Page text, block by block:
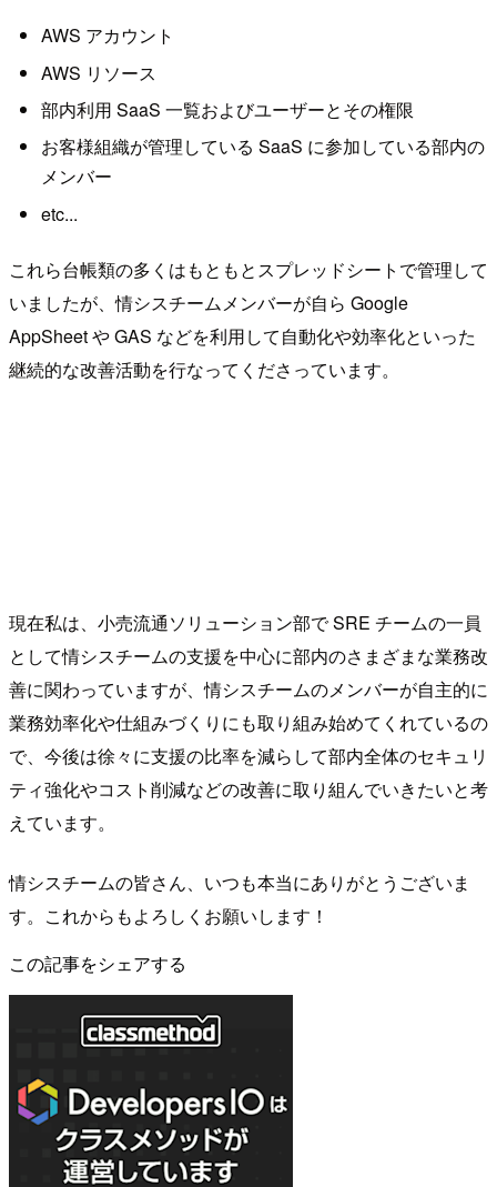
AWS アカウント
AWS リソース
部内利用 SaaS 一覧およびユーザーとその権限
お客様組織が管理している SaaS に参加している部内の
メンバー
etc...
これら台帳類の多くはもともとスプレッドシートで管理して
いましたが、情シスチームメンバーが自ら Google
AppSheet や GAS などを利用して自動化や効率化といった
継続的な改善活動を行なってくださっています。
現在私は、小売流通ソリューション部で SRE チームの一員
として情シスチームの支援を中心に部内のさまざまな業務改
善に関わっていますが、情シスチームのメンバーが自主的に
業務効率化や仕組みづくりにも取り組み始めてくれているの
で、今後は徐々に支援の比率を減らして部内全体のセキュリ
ティ強化やコスト削減などの改善に取り組んでいきたいと考
えています。
情シスチームの皆さん、いつも本当にありがとうございま
す。これからもよろしくお願いします！
この記事をシェアする